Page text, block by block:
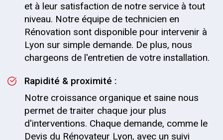
et à leur satisfaction de notre service à tout
niveau. Notre équipe de technicien en
Rénovation sont disponible pour intervenir à
Lyon sur simple demande. De plus, nous
chargeons de l'entretien de votre installation.
Rapidité & proximité :
Notre croissance organique et saine nous
permet de traiter chaque jour plus
d'interventions. Chaque demande, comme le
Devis du Rénovateur Lyon, avec un suivi